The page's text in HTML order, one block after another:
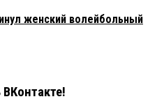
женский волейбольный